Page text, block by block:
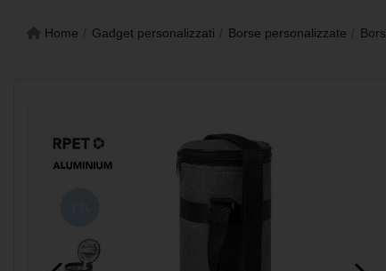
Home Gadget personalizzati Borse personalizzate